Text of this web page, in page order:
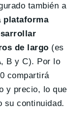
también a
plataforma
de largo (es
B y C). Por lo
compartirá
y precio, lo que
su continuidad.